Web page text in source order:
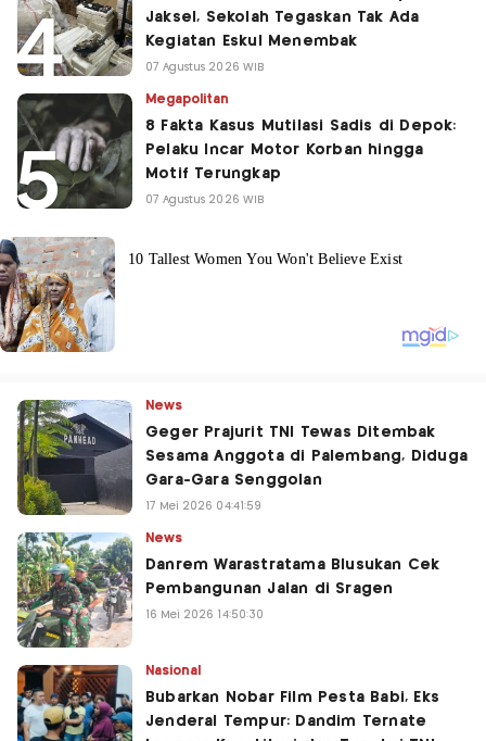
Jaksel, Sekolah Tegaskan Tak Ada
Kegiatan Eskul Menembak
07 Agustus 2026 WIB
Megapolitan
8 Fakta Kasus Mutilasi Sadis di Depok:
Pelaku Incar Motor Korban hingga
Motif Terungkap
07 Agustus 2026 WIB
News
Geger Prajurit TNI Tewas Ditembak
Sesama Anggota di Palembang, Diduga
Gara-Gara Senggolan
17 Mei 2026 04:41:59
News
Danrem Warastratama Blusukan Cek
Pembangunan Jalan di Sragen
16 Mei 2026 14:50:30
Nasional
Bubarkan Nobar Film Pesta Babi, Eks
Jenderal Tempur: Dandim Ternate